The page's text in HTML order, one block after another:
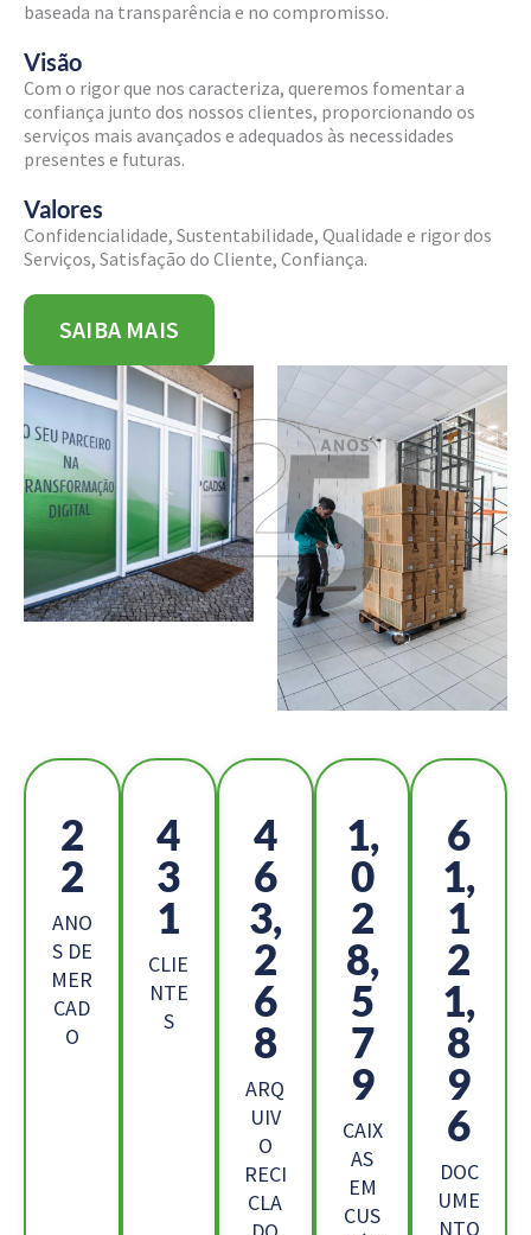
baseada na transparência e no compromisso.
Visão
Com o rigor que nos caracteriza, queremos fomentar a
confiança junto dos nossos clientes, proporcionando os
serviços mais avançados e adequados às necessidades
presentes e futuras.
Valores
Confidencialidade, Sustentabilidade, Qualidade e rigor dos
Serviços, Satisfação do Cliente, Confiança.
SAIBA MAIS
2
5
ANO
S DE
MER
CAD
O
4
8
7
CLIE
NTE
S
5
2
3,
8
7
7
ARQ
UIV
O
RECI
CLA
1,
1
6
3,
1
4
6
CAIX
AS
EM
CUS
6
9,
1
1
8,
3
2
5
DOC
UME
NTO